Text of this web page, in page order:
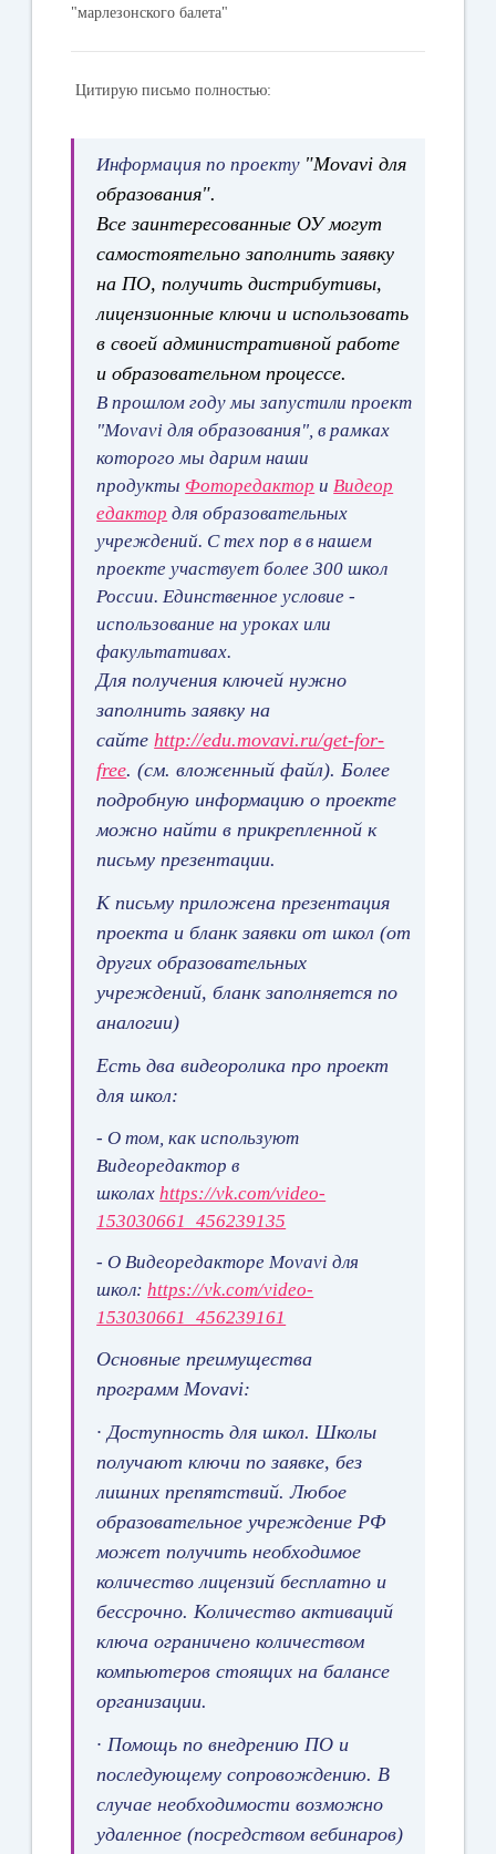
"марлезонского балета"
Цитирую письмо полностью:
Информация по проекту "Movavi для
образования".
Все заинтересованные ОУ могут
самостоятельно заполнить заявку
на ПО, получить дистрибутивы,
лицензионные ключи и использовать
в своей административной работе
и образовательном процессе.
В прошлом году мы запустили проект
"Movavi для образования", в рамках
которого мы дарим наши
продукты Фоторедактор и Видеор
едактор для образовательных
учреждений. С тех пор в в нашем
проекте участвует более 300 школ
России. Единственное условие -
использование на уроках или
факультативах.
Для получения ключей нужно
заполнить заявку на
сайте http://edu.movavi.ru/get-for-
free. (см. вложенный файл). Более
подробную информацию о проекте
можно найти в прикрепленной к
письму презентации.
К письму приложена презентация
проекта и бланк заявки от школ (от
других образовательных
учреждений, бланк заполняется по
аналогии)
Есть два видеоролика про проект
для школ:
- О том, как используют
Видеоредактор в
школахhttps://vk.com/video-
153030661_456239135
- О Видеоредакторе Movavi для
школ:https://vk.com/video-
153030661_456239161
Основные преимущества
программ Movavi:
· Доступность для школ. Школы
получают ключи по заявке, без
лишних препятствий. Любое
образовательное учреждение РФ
может получить необходимое
количество лицензий бесплатно и
бессрочно. Количество активаций
ключа ограничено количеством
компьютеров стоящих на балансе
организации.
· Помощь по внедрению ПО и
последующему сопровождению. В
случае необходимости возможно
удаленное (посредством вебинаров)